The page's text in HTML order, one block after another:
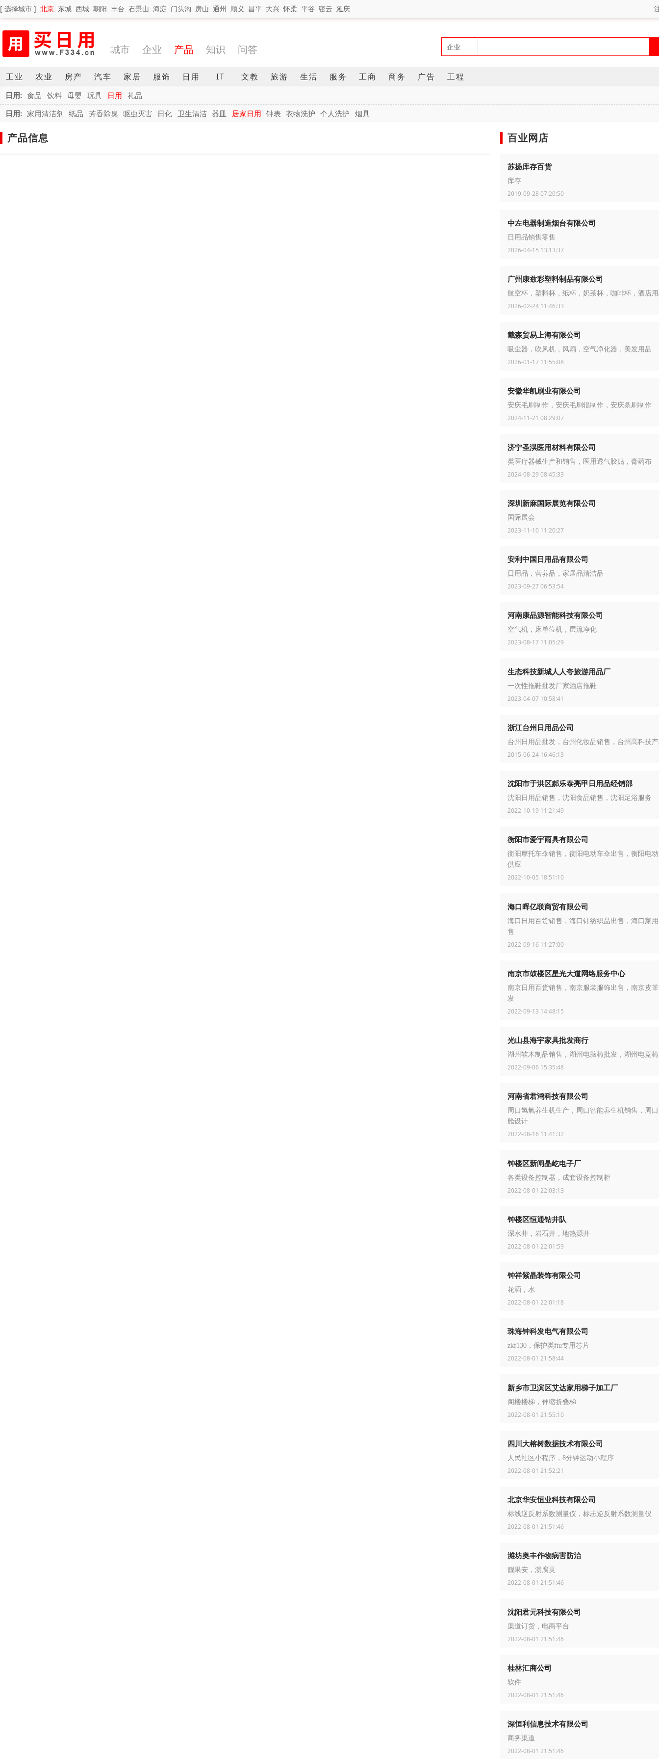
[ 选择城市 ] 北京 东城 西城 朝阳 丰台 石景山 海淀 门头沟 房山 通州 顺义 昌平 大兴 怀柔 平谷 密云 延庆
城市 企业 产品 知识 问答
工业 农业 房产 汽车 家居 服饰 日用 IT 文教 旅游 生活 服务 工商 商务 广告 工程
日用: 食品 饮料 母婴 玩具 日用 礼品
日用: 家用清洁剂 纸品 芳香除臭 驱虫灭害 日化 卫生清洁 器皿 居家日用 钟表 衣物洗护 个人洗护 烟具
产品信息 百业网店
苏扬库存百货
库存
2019-09-28 07:20:50
中左电器制造烟台有限公司
日用品销售零售
2026-04-15 13:13:37
广州康兹彩塑料制品有限公司
航空杯，塑料杯，纸杯，奶茶杯，咖啡杯，酒店
2026-02-24 11:46:33
戴森贸易上海有限公司
吸尘器，吹风机，风扇，空气净化器，美发用品
2026-01-17 11:55:08
安徽华凯刷业有限公司
安庆毛刷制作，安庆毛刷辊制作，安庆条刷制作
2024-11-21 08:29:07
济宁圣淏医用材料有限公司
类医疗器械生产和销售，医用透气胶贴，膏药布
2024-08-29 08:45:33
深圳新麻国际展览有限公司
国际展会
2023-11-10 11:20:27
安利中国日用品有限公司
日用品，营养品，家居品清洁品
2023-09-27 06:53:54
河南康品源智能科技有限公司
空气机，床单位机，层流净化
2023-08-17 11:05:29
生态科技新城人人夸旅游用品厂
一次性拖鞋批发厂家酒店拖鞋
2023-04-07 10:58:41
浙江台州日用品公司
台州日用品批发，台州化妆品销售，台州高科技
2015-06-24 16:46:13
沈阳市于洪区郝乐泰亮甲日用品经销部
沈阳日用品销售，沈阳食品销售，沈阳足浴服务
2022-10-19 11:21:49
衡阳市爱宇雨具有限公司
衡阳摩托车伞销售，衡阳电动车伞出售，衡阳电
供应
2022-10-05 18:51:10
海口晖亿联商贸有限公司
海口日用百货销售，海口针纺织品出售，海口家
售
2022-09-16 11:27:00
南京市鼓楼区星光大道网络服务中心
南京日用百货销售，南京服装服饰出售，南京皮
发
2022-09-13 14:48:15
光山县海宇家具批发商行
湖州软木制品销售，湖州电脑椅批发，湖州电竞
2022-09-06 15:35:48
河南省君鸿科技有限公司
周口氢氧养生机生产，周口智能养生机销售，周
舱设计
2022-08-16 11:41:32
钟楼区新闸晶屹电子厂
各类设备控制器，成套设备控制柜
2022-08-01 22:03:13
钟楼区恒通钻井队
深水井，岩石井，地热源井
2022-08-01 22:01:59
钟祥紫晶装饰有限公司
花洒，水
2022-08-01 22:01:18
珠海钟科发电气有限公司
zkf130，保护类ftu专用芯片
2022-08-01 21:58:44
新乡市卫滨区艾达家用梯子加工厂
阁楼楼梯，伸缩折叠梯
2022-08-01 21:55:10
四川大榕树数据技术有限公司
人民社区小程序，8分钟运动小程序
2022-08-01 21:52:21
北京华安恒业科技有限公司
标线逆反射系数测量仪，标志逆反射系数测量仪
2022-08-01 21:51:46
潍坊奥丰作物病害防治
靓果安，溃腐灵
2022-08-01 21:51:46
沈阳君元科技有限公司
渠道订货，电商平台
2022-08-01 21:51:46
桂林汇商公司
软件
2022-08-01 21:51:46
深恒利信息技术有限公司
商务渠道
2022-08-01 21:51:46